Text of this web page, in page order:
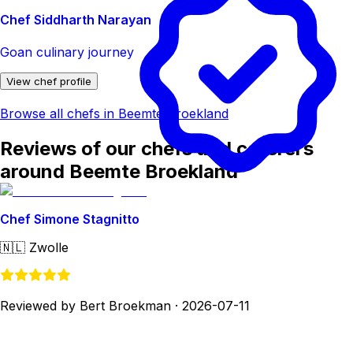
Chef Siddharth Narayan
Goan culinary journey
View chef profile
Browse all chefs in Beemte Broekland
Reviews of our chefs and caterers
around Beemte Broekland
Chef Simone Stagnitto
🇳🇱 Zwolle
Reviewed by Bert Broekman · 2026-07-11